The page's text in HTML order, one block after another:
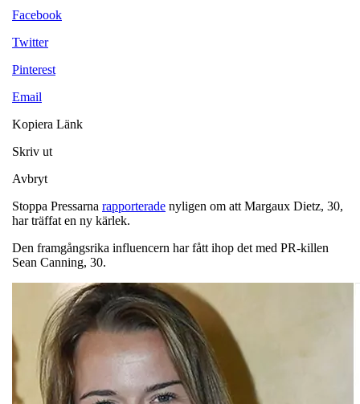
Facebook
Twitter
Pinterest
Email
Kopiera Länk
Skriv ut
Avbryt
Stoppa Pressarna rapporterade nyligen om att Margaux Dietz, 30,
har träffat en ny kärlek.
Den framgångsrika influencern har fått ihop det med PR-killen
Sean Canning, 30.